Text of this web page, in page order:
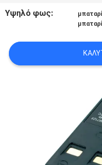
ΖΗΤΉΣΤΕ
ΑΠΌΣΠΑΣΜΑ
Υψηλό φως: